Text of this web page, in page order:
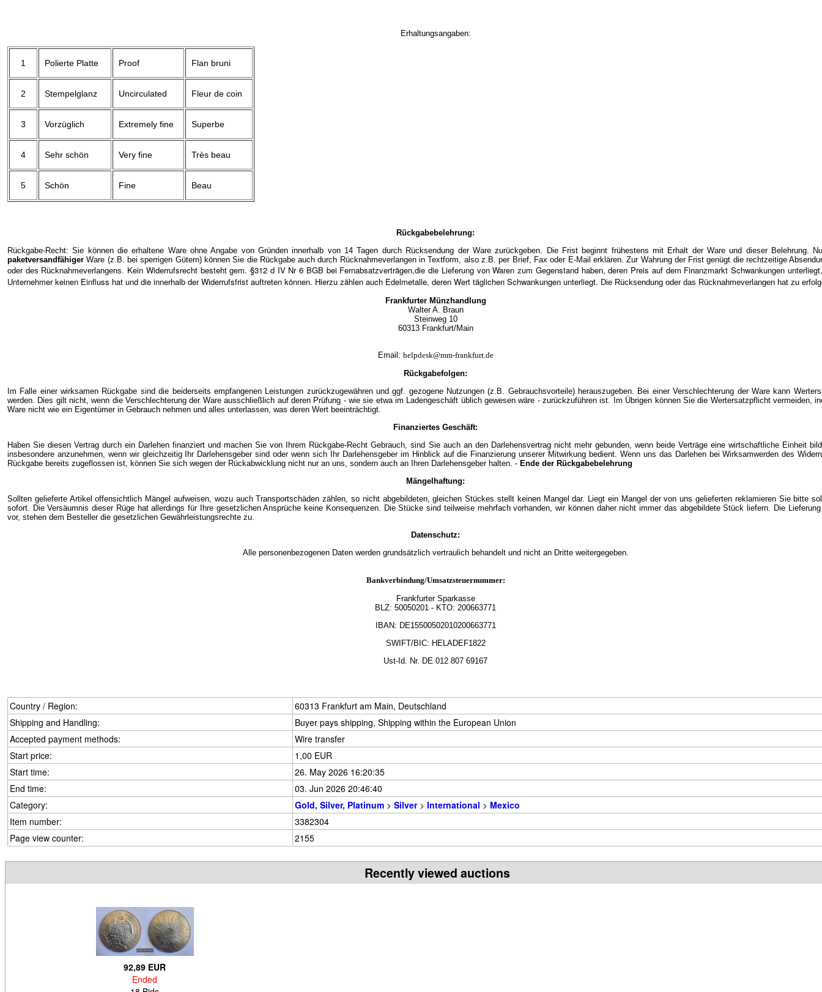
Erhaltungsangaben:
1 Polierte Platte Proof Flan bruni
2 Stempelglanz Uncirculated Fleur de coin
3 Vorzüglich Extremely fine Superbe
4 Sehr schön Very fine Très beau
5 Schön Fine Beau
Rückgabebelehrung:
Rückgabe-Recht: Sie können die erhaltene Ware ohne Angabe von Gründen innerhalb von 14 Tagen durch Rücksendung der Ware zurückgeben. Die Frist beginnt frühestens mit Erhalt der Ware und dieser Belehrung.
paketversandfähiger Ware (z.B. bei sperrigen Gütern) können Sie die Rückgabe auch durch Rücknahmeverlangen in Textform, also z.B. per Brief, Fax oder E-Mail erklären. Zur Wahrung der Frist genügt die rechtzeitige
oder des Rücknahmeverlangens. Kein Widerrufsrecht besteht gem. §312 d IV Nr 6 BGB bei Fernabsatzverträgen,die die Lieferung von Waren zum Gegenstand haben, deren Preis auf dem Finanzmarkt Schwankungen
Unternehmer keinen Einfluss hat und die innerhalb der Widerrufsfrist auftreten können. Hierzu zählen auch Edelmetalle, deren Wert täglichen Schwankungen unterliegt. Die Rücksendung oder das Rücknahmeverlangen hat zu
Frankfurter Münzhandlung
Walter A. Braun
Steinweg 10
60313 Frankfurt/Main
Email: helpdesk@mm-frankfurt.de
Rückgabefolgen:
Im Falle einer wirksamen Rückgabe sind die beiderseits empfangenen Leistungen zurückzugewähren und ggf. gezogene Nutzungen (z.B. Gebrauchsvorteile) herauszugeben. Bei einer Verschlechterung der Ware kann
werden. Dies gilt nicht, wenn die Verschlechterung der Ware ausschließlich auf deren Prüfung - wie sie etwa im Ladengeschäft üblich gewesen wäre - zurückzuführen ist. Im Übrigen können Sie die Wertersatzpflicht vermeiden,
Ware nicht wie ein Eigentümer in Gebrauch nehmen und alles unterlassen, was deren Wert beeinträchtigt.
Finanziertes Geschäft:
Haben Sie diesen Vertrag durch ein Darlehen finanziert und machen Sie von Ihrem Rückgabe-Recht Gebrauch, sind Sie auch an den Darlehensvertrag nicht mehr gebunden, wenn beide Verträge eine wirtschaftliche Einheit
insbesondere anzunehmen, wenn wir gleichzeitig Ihr Darlehensgeber sind oder wenn sich Ihr Darlehensgeber im Hinblick auf die Finanzierung unserer Mitwirkung bedient. Wenn uns das Darlehen bei Wirksamwerden des
Rückgabe bereits zugeflossen ist, können Sie sich wegen der Rückabwicklung nicht nur an uns, sondern auch an Ihren Darlehensgeber halten. - Ende der Rückgabebelehrung
Mängelhaftung:
Sollten gelieferte Artikel offensichtlich Mängel aufweisen, wozu auch Transportschäden zählen, so nicht abgebildeten, gleichen Stückes stellt keinen Mangel dar. Liegt ein Mangel der von uns gelieferten reklamieren Sie bitte
sofort. Die Versäumnis dieser Rüge hat allerdings für Ihre gesetzlichen Ansprüche keine Konsequenzen. Die Stücke sind teilweise mehrfach vorhanden, wir können daher nicht immer das abgebildete Stück liefern. Die
vor, stehen dem Besteller die gesetzlichen Gewährleistungsrechte zu.
Datenschutz:
Alle personenbezogenen Daten werden grundsätzlich vertraulich behandelt und nicht an Dritte weitergegeben.
Bankverbindung/Umsatzsteuernummer:
Frankfurter Sparkasse
BLZ: 50050201 - KTO: 200663771
IBAN: DE15500502010200663771
SWIFT/BIC: HELADEF1822
Ust-Id. Nr. DE 012 807 69167
Country / Region:
60313 Frankfurt am Main, Deutschland
Shipping and Handling:
Buyer pays shipping, Shipping within the European Union
Accepted payment methods:
Wire transfer
Start price:
1,00 EUR
Start time:
26. May 2026 16:20:35
End time:
03. Jun 2026 20:46:40
Category:
Gold, Silver, Platinum > Silver> International > Mexico
Item number:
3382304
Page view counter:
2155
Recently viewed auctions
92,89 EUR
Ended